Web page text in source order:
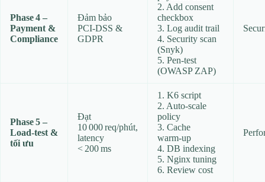
Phase 4 –
Payment &
Compliance
Đảm bảo
PCI‑DSS &
GDPR
2. Add consent
checkbox
3. Log audit trail
4. Security scan
(Snyk)
5. Pen‑test
(OWASP ZAP)
Phase 5 –
Load‑test &
tối ưu
Đạt
10 000 req/phút,
latency
< 200 ms
1. K6 script
2. Auto‑scale
policy
3. Cache
warm‑up
4. DB indexing
5. Nginx tuning
6. Review cost